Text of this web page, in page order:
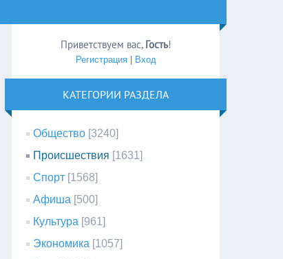
Приветствуем вас, Гость!
Регистрация| Вход
КАТЕГОРИИ РАЗДЕЛА
Общество [3240]
Происшествия [1631]
Спорт [1568]
Афиша [500]
Культура [961]
Экономика [1057]